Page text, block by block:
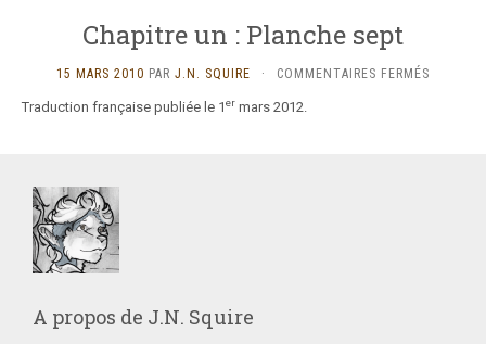
Chapitre un : Planche sept
15 MARS 2010 PAR J.N. SQUIRE · COMMENTAIRES FERMÉS
Traduction française publiée le 1er mars 2012.
A propos de J.N. Squire